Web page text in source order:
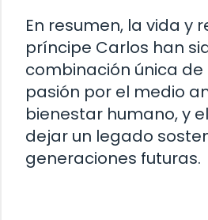
En resumen, la vida y
príncipe Carlos han
combinación única
pasión por el medio
bienestar humano, y
dejar un legado
generaciones futuras.